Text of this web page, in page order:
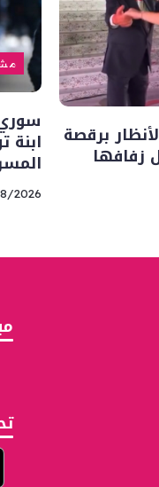
برقصة
زفافها
2026